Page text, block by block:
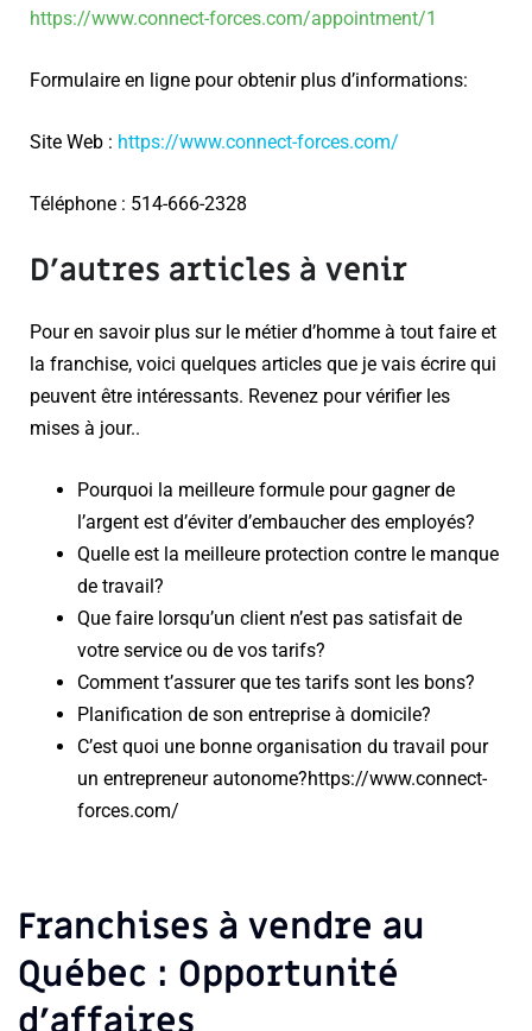
https://www.connect-forces.com/appointment/1
Formulaire en ligne pour obtenir plus d’informations:
Site Web : https://www.connect-forces.com/
Téléphone : 514-666-2328
D’autres articles à venir
Pour en savoir plus sur le métier d’homme à tout faire et
la franchise, voici quelques articles que je vais écrire qui
peuvent être intéressants. Revenez pour vérifier les
mises à jour..
Pourquoi la meilleure formule pour gagner de
l’argent est d’éviter d’embaucher des employés?
Quelle est la meilleure protection contre le manque
de travail?
Que faire lorsqu’un client n’est pas satisfait de
votre service ou de vos tarifs?
Comment t’assurer que tes tarifs sont les bons?
Planification de son entreprise à domicile?
C’est quoi une bonne organisation du travail pour
un entrepreneur autonome?https://www.connect-
forces.com/
Franchises à vendre au
Québec : Opportunité